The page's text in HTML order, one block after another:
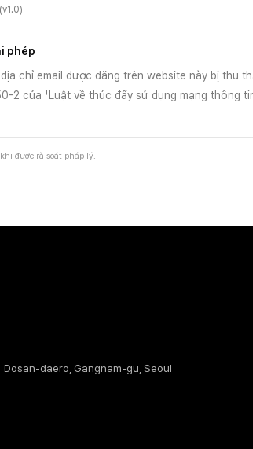
phép
chỉ email được đăng trên website này bị thu
2 của 「Luật về thúc đẩy sử dụng mạng thông
được rà soát pháp lý.
Dosan-daero, Gangnam-gu, Seoul